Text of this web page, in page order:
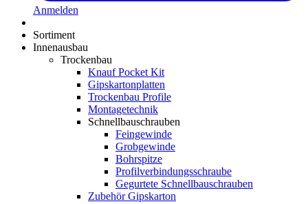
Anmelden
Sortiment
Innenausbau
Trockenbau
Knauf Pocket Kit
Gipskartonplatten
Trockenbau Profile
Montagetechnik
Schnellbauschrauben
Feingewinde
Grobgewinde
Bohrspitze
Profilverbindungsschraube
Gegurtete Schnellbauschrauben
Zubehör Gipskarton